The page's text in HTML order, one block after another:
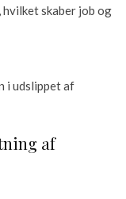
skaber job og
i udslippet af
af